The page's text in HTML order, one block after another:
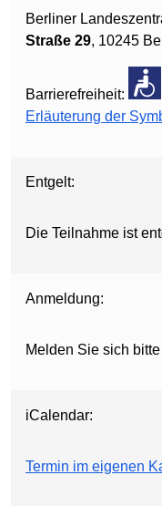
Berliner
Straße 29, 10245
Barrierefreiheit:
Erläuterung der
Entgelt:
Die Teilnahme ist
Anmeldung:
Melden Sie sich bitte
iCalendar:
Termin im eigenen